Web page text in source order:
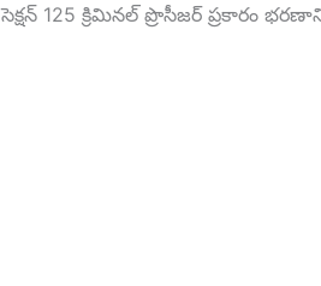
సెక్షన్ 125 క్రిమినల్ ప్రొసీజర్ ప్రకారం